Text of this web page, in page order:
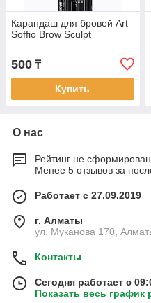
Карандаш для бровей Art
Soffio Brow Sculpt
500 ₸
Купить
О нас
Рейтинг не сформирован
Менее 5 отзывов за
Работает с 27.09.2019
г. Алматы
ул. Муканова 170,
Контакты
Сегодня работает с
Показать весь график